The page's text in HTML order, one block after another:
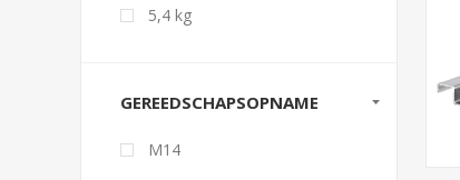
5,4 kg
GEREEDSCHAPSOPNAME
M14